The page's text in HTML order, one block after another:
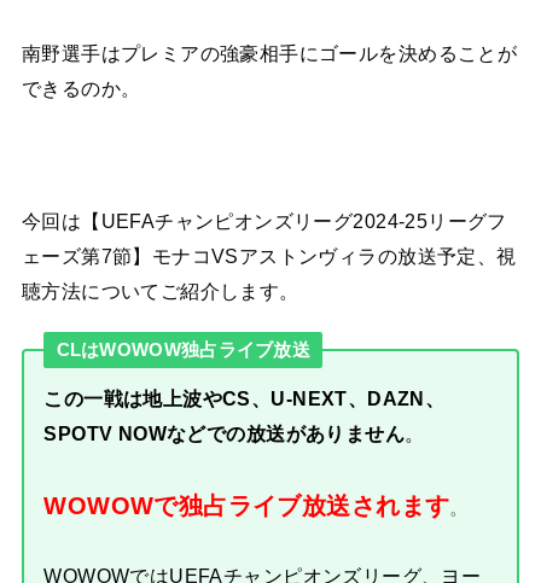
南野選手はプレミアの強豪相手にゴールを決めることが
できるのか。
今回は【UEFAチャンピオンズリーグ2024-25リーグフ
ェーズ第7節】モナコVSアストンヴィラの放送予定、視
聴方法についてご紹介します。
CLはWOWOW独占ライブ放送
この一戦は地上波やCS、U-NEXT、DAZN、
SPOTV NOWなどでの放送がありません。
WOWOWで独占ライブ放送されます
WOWOWではUEFAチャンピオンズリーグ、ヨー